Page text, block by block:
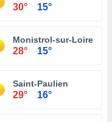
30° 15°
Monistrol-sur-Loire
28° 15°
Saint-Paulien
29° 16°